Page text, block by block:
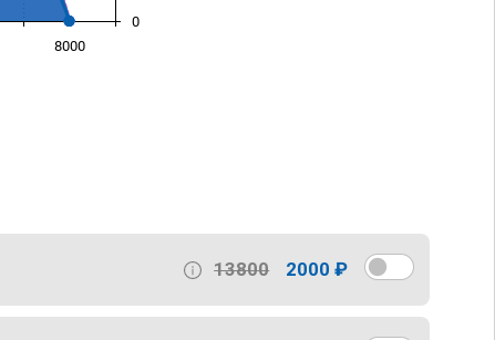
8000
0
13800 2000 ₽